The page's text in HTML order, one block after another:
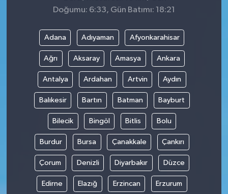
Doğumu: 6:33, Gün Batımı: 18:21
Adana Adıyaman Afyonkarahisar
Ağrı Aksaray Amasya Ankara
Antalya Ardahan Artvin Aydın
Balıkesir Bartın Batman Bayburt
Bilecik Bingöl Bitlis Bolu
Burdur Bursa Çanakkale Çankırı
Çorum Denizli Diyarbakır Düzce
Edirne Elazığ Erzincan Erzurum